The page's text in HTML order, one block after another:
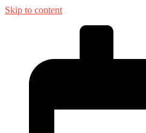
Skip to content